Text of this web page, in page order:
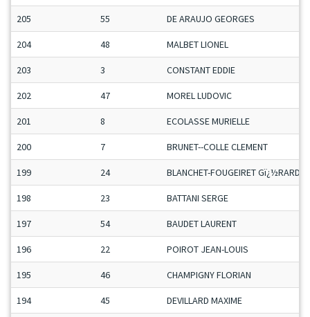
205 55 DE ARAUJO GEORGES
204 48 MALBET LIONEL
203 3 CONSTANT EDDIE
202 47 MOREL LUDOVIC
201 8 ECOLASSE MURIELLE
200 7 BRUNET--COLLE CLEMENT
199 24 BLANCHET-FOUGEIRET Gï¿½RARD
198 23 BATTANI SERGE
197 54 BAUDET LAURENT
196 22 POIROT JEAN-LOUIS
195 46 CHAMPIGNY FLORIAN
194 45 DEVILLARD MAXIME